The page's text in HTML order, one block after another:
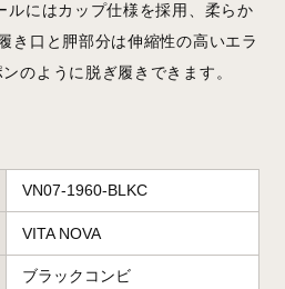
ルにはカップ仕様を採用、柔らか
き口と胛部分は伸縮性の高いエラ
のように脱ぎ履きできます。
VN07-1960-BLKC
VITA NOVA
ブラックコンビ